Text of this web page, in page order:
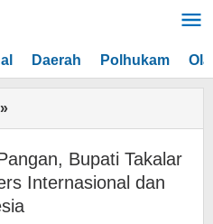
Daerah Polhukam
»
Ketahanan
Bupati
Takalar
Kerjasama
Bupati Takalar
Internasional dan